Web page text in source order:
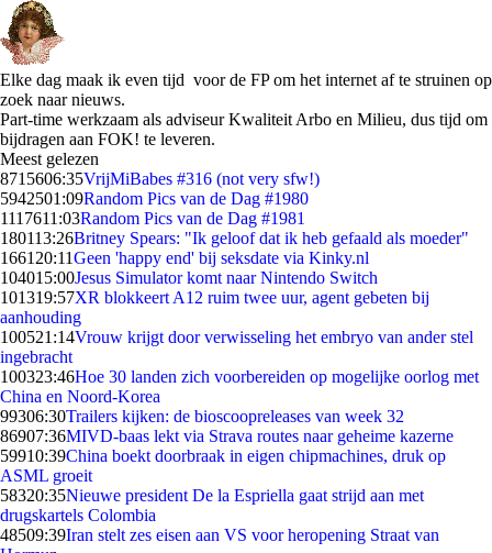
Elke dag maak ik even tijd voor de FP om het internet af te struinen op
zoek naar nieuws.
Part-time werkzaam als adviseur Kwaliteit Arbo en Milieu, dus tijd om
bijdragen aan FOK! te leveren.
Meest gelezen
8715606:35VrijMiBabes #316 (not very sfw!)
5942501:09Random Pics van de Dag #1980
1117611:03Random Pics van de Dag #1981
180113:26Britney Spears: "Ik geloof dat ik heb gefaald als moeder"
1661 20:11Geen 'happy end' bij seksdate via Kinky.nl
104015:00Jesus Simulator komt naar Nintendo Switch
101319:57XR blokkeert A12 ruim twee uur, agent gebeten bij
aanhouding
100521:14Vrouw krijgt door verwisseling het embryo van ander stel
ingebracht
100323:46Hoe 30 landen zich voorbereiden op mogelijke oorlog met
China en Noord-Korea
99306:30Trailers kijken: de bioscoopreleases van week 32
86907:36MIVD-baas lekt via Strava routes naar geheime kazerne
59910:39China boekt doorbraak in eigen chipmachines, druk op
ASML groeit
58320:35Nieuwe president De la Espriella gaat strijd aan met
drugskartels Colombia
48509:39Iran stelt zes eisen aan VS voor heropening Straat van